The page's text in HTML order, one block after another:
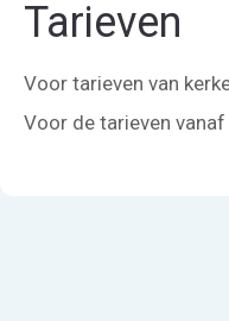
Tarieven
Voor tarieven van
Voor de tarieven